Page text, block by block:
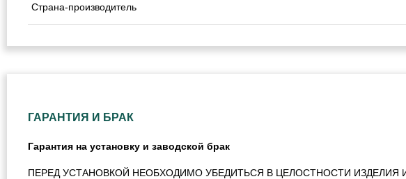
Страна-производитель
ГАРАНТИЯ И БРАК
Гарантия на установку и заводской брак
ПЕРЕД УСТАНОВКОЙ НЕОБХОДИМО УБЕДИТЬСЯ В ЦЕЛОСТНОСТИ